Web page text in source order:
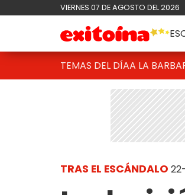
VIERNES 07 DE AGOSTO DEL 2026
TEMAS DEL DÍAA LA
TRAS EL ESCÁNDALO